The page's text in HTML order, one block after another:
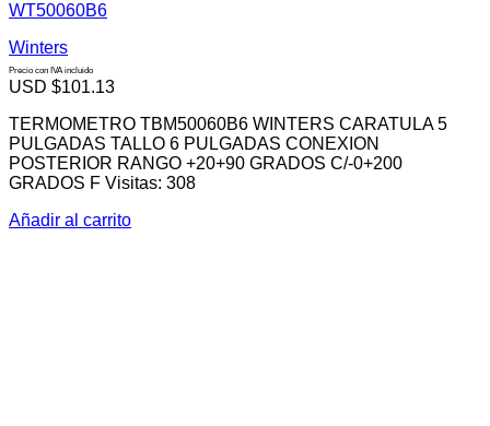
WT50060B6
Winters
Precio con IVA incluido
USD $101.13
TERMOMETRO TBM50060B6 WINTERS CARATULA 5
PULGADAS TALLO 6 PULGADAS CONEXION
POSTERIOR RANGO +20+90 GRADOS C/-0+200
GRADOS F Visitas: 308
Añadir al carrito